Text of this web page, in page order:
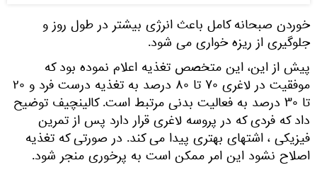
خوردن صبحانه کامل باعث انرژی بیشتر در طول روز و
جلوگیری از ریزه خواری می شود.
پیش از این، این متخصص تغذیه اعلام نموده بود که
موفقیت در لاغری ۷۰ تا ۸۰ درصد به تغذیه درست فرد و ۲۰
تا ۳۰ درصد به فعالیت بدنی مرتبط است. کالینچیف توضیح
داد که فردی که در پروسه لاغری قرار دارد پس از تمرین
فیزیکی ، اشتهای بهتری پیدا می کند. در صورتی که تغذیه
اصلاح نشود این امر ممکن است به پرخوری منجر شود.